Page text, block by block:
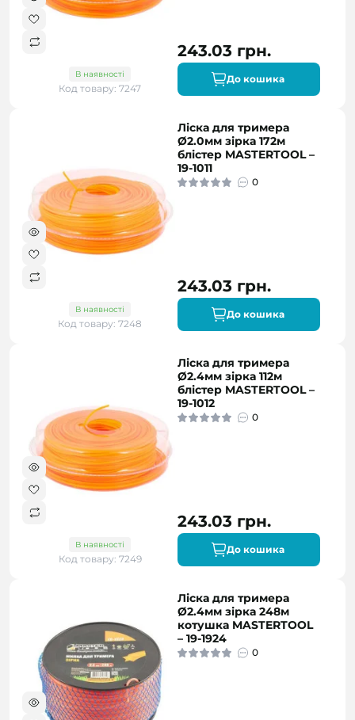
В наявності
Код товару: 7247
243.03 грн.
До кошика
В наявності
Код товару: 7248
Ліска для тримера
Ø2.0мм зірка 172м
блістер MASTERTOOL –
19-1011
0
243.03 грн.
До кошика
В наявності
Код товару: 7249
Ліска для тримера
Ø2.4мм зірка 112м
блістер MASTERTOOL –
19-1012
0
243.03 грн.
До кошика
Ліска для тримера
Ø2.4мм зірка 248м
котушка MASTERTOOL
– 19-1924
0